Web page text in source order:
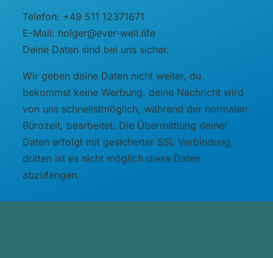
Telefon: +49 511 12371671
E-Mail: holger@ever-well.life
Deine Daten sind bei uns sicher.
Wir geben deine Daten nicht weiter, du
bekommst keine Werbung. deine Nachricht wird
von uns schnellstmöglich, während der normalen
Bürozeit, bearbeitet. Die Übermittlung deiner
Daten erfolgt mit gesicherter SSL Verbindung,
dritten ist es nicht möglich diese Daten
abzufangen.